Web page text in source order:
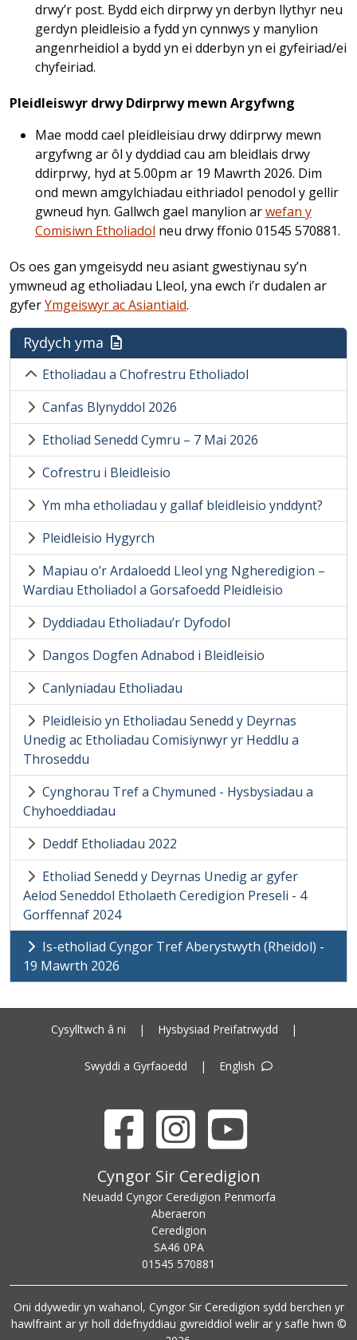
drwy’r post. Bydd eich dirprwy yn derbyn llythyr neu
gerdyn pleidleisio a fydd yn cynnwys y manylion
angenrheidiol a bydd yn ei dderbyn yn ei gyfeiriad/ei
chyfeiriad.
Pleidleiswyr drwy Ddirprwy mewn Argyfwng
Mae modd cael pleidleisiau drwy ddirprwy mewn
argyfwng ar ôl y dyddiad cau am bleidlais drwy
ddirprwy, hyd at 5.00pm ar 19 Mawrth 2026. Dim
ond mewn amgylchiadau eithriadol penodol y gellir
gwneud hyn. Gallwch gael manylion arwefan y
Comisiwn Etholiadol neu drwy ffonio 01545 570881.
Os oes gan ymgeisydd neu asiant gwestiynau sy’n
ymwneud ag etholiadau Lleol, yna ewch i’r dudalen ar
gyferYmgeiswyr ac Asiantiaid.
Rydych yma
Etholiadau a Chofrestru Etholiadol
Canfas Blynyddol 2026
Etholiad Senedd Cymru – 7 Mai 2026
Cofrestru i Bleidleisio
Ym mha etholiadau y gallaf bleidleisio ynddynt?
Pleidleisio Hygyrch
Mapiau o’r Ardaloedd Lleol yng Ngheredigion –
Wardiau Etholiadol a Gorsafoedd Pleidleisio
Dyddiadau Etholiadau’r Dyfodol
Dangos Dogfen Adnabod i Bleidleisio
Canlyniadau Etholiadau
Pleidleisio yn Etholiadau Senedd y Deyrnas
Unedig ac Etholiadau Comisiynwyr yr Heddlu a
Throseddu
Cynghorau Tref a Chymuned - Hysbysiadau a
Chyhoeddiadau
Deddf Etholiadau 2022
Etholiad Senedd y Deyrnas Unedig ar gyfer
Aelod Seneddol Etholaeth Ceredigion Preseli - 4
Gorffennaf 2024
Is-etholiad Cyngor Tref Aberystwyth (Rheidol) -
19 Mawrth 2026
Cysylltwch â ni | Hysbysiad Preifatrwydd |
Swyddi a Gyrfaoedd | English
FacebookInstagramYouTube
Cyngor Sir Ceredigion addressCyngor Sir Ceredigion
Neuadd Cyngor Ceredigion Penmorfa
Aberaeron
Ceredigion
SA46 0PA
Ceredigion County Council call centre phone number
01545 570881
Oni ddywedir yn wahanol, Cyngor Sir Ceredigion sydd berchen yr
hawlfraint ar yr holl ddefnyddiau gwreiddiol welir ar y safle hwn ©